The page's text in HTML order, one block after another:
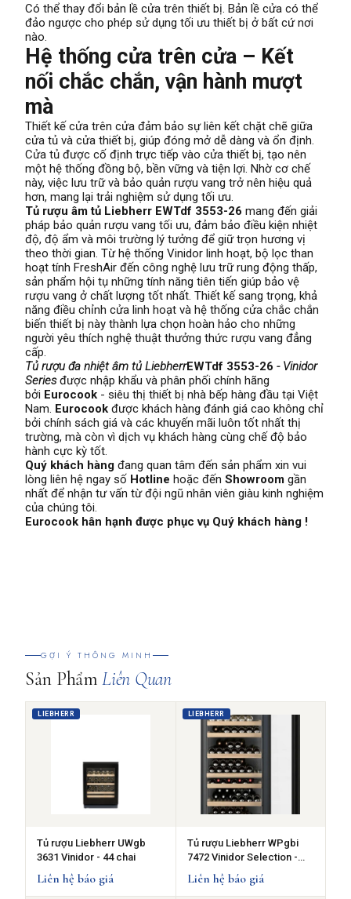
Có thể thay đổi bản lề cửa trên thiết bị. Bản lề cửa có thể
đảo ngược cho phép sử dụng tối ưu thiết bị ở bất cứ nơi
nào.
Hệ thống cửa trên cửa – Kết
nối chắc chắn, vận hành mượt
mà
Thiết kế cửa trên cửa đảm bảo sự liên kết chặt chẽ giữa
cửa tủ và cửa thiết bị, giúp đóng mở dễ dàng và ổn định.
Cửa tủ được cố định trực tiếp vào cửa thiết bị, tạo nên
một hệ thống đồng bộ, bền vững và tiện lợi. Nhờ cơ chế
này, việc lưu trữ và bảo quản rượu vang trở nên hiệu quả
hơn, mang lại trải nghiệm sử dụng tối ưu.
Tủ rượu âm tủ Liebherr EWTdf 3553-26 mang đến giải
pháp bảo quản rượu vang tối ưu, đảm bảo điều kiện nhiệt
độ, độ ẩm và môi trường lý tưởng để giữ trọn hương vị
theo thời gian. Từ hệ thống Vinidor linh hoạt, bộ lọc than
hoạt tính FreshAir đến công nghệ lưu trữ rung động thấp,
sản phẩm hội tụ những tính năng tiên tiến giúp bảo vệ
rượu vang ở chất lượng tốt nhất. Thiết kế sang trọng, khả
năng điều chỉnh cửa linh hoạt và hệ thống cửa chắc chắn
biến thiết bị này thành lựa chọn hoàn hảo cho những
người yêu thích nghệ thuật thưởng thức rượu vang đẳng
cấp.
Tủ rượu đa nhiệt âm tủ LiebherrEWTdf 3553-26 - Vinidor
Seriesđược nhập khẩu và phân phối chính hãng
bởi Eurocook - siêu thị thiết bị nhà bếp hàng đầu tại Việt
Nam. Eurocook được khách hàng đánh giá cao không chỉ
bởi chính sách giá và các khuyến mãi luôn tốt nhất thị
trường, mà còn vì dịch vụ khách hàng cùng chế độ bảo
hành cực kỳ tốt.
Quý khách hàng đang quan tâm đến sản phẩm xin vui
lòng liên hệ ngay số Hotline hoặc đến Showroom gần
nhất để nhận tư vấn từ đội ngũ nhân viên giàu kinh nghiệm
của chúng tôi.
Eurocook hân hạnh được phục vụ Quý khách hàng !
GỢI Ý THÔNG MINH
Sản PhẩmLiên Quan
LIEBHERR
Tủ rượu Liebherr UWgb
3631 Vinidor - 44 chai
Liên hệ báo giá
LIEBHERR
Tủ rượu Liebherr WPgbi
7472 Vinidor Selection -
204 chai - 2 vùng nhiệt độ
Liên hệ báo giá